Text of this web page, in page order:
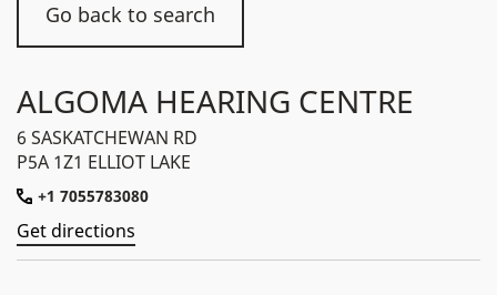
Go back to search
ALGOMA HEARING CENTRE
6 SASKATCHEWAN RD
P5A 1Z1 ELLIOT LAKE
+1 7055783080
Get directions